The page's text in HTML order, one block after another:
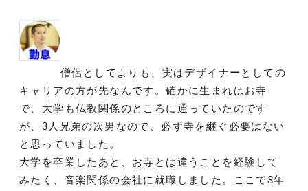
僧侶としてよりも、実はデザイナーとしての
キャリアの方が先なんです。確かに生まれはお寺
で、大学も仏教関係のところに通っていたのです
が、3人兄弟の次男なので、必ず寺を継ぐ必要はない
と思っていました。
大学を卒業したあと、お寺とは違うことを経験して
みたく、音楽関係の会社に就職しました。ここで3年